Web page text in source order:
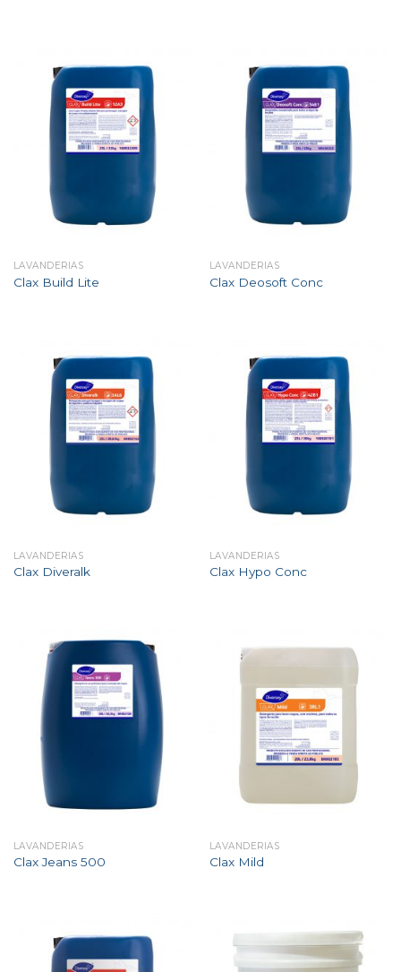
LAVANDERIAS
Clax Build Lite
LAVANDERIAS
Clax Deosoft Conc
LAVANDERIAS
Clax Diveralk
LAVANDERIAS
Clax Hypo Conc
LAVANDERIAS
Clax Jeans 500
LAVANDERIAS
Clax Mild